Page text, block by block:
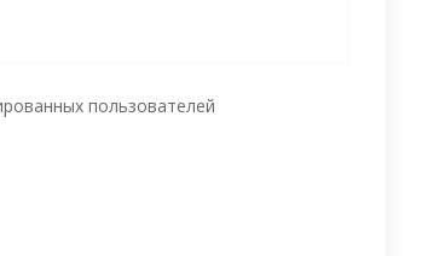
пользователей